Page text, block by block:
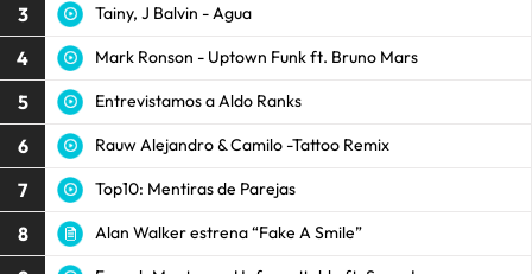
3 Tainy, J Balvin - Agua
4 Mark Ronson - Uptown Funk ft. Bruno Mars
5 Entrevistamos a Aldo Ranks
6 Rauw Alejandro & Camilo -Tattoo Remix
7 Top10: Mentiras de Parejas
8 Alan Walker estrena “Fake A Smile”